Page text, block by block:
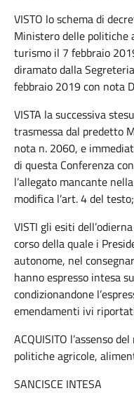
VISTO lo schema di
Ministero delle politiche
turismo il 7 febbraio
diramato dalla
febbraio 2019 con nota
VISTA la successiva
trasmessa dal predetto
nota n. 2060, e
di questa Conferenza
l’allegato mancante
modifica l’art. 4 del testo;
VISTI gli esiti
corso della quale i
autonome, nel
hanno espresso intesa
condizionandone
emendamenti ivi
ACQUISITO l’assenso
politiche agricole,
SANCISCE INTESA